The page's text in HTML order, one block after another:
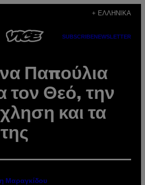
+ ΕΛΛΗΝΙΚΆ
SUBSCRIBENEWSLETTER
Παπούλια
τον Θεό, την
και τα
Μαραγκίδου